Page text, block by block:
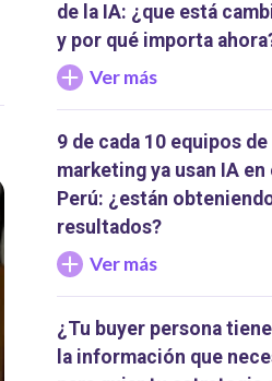
de la IA: ¿que está
y por qué importa
Ver más
9 de cada 10 equipos de
marketing ya usan IA en
Perú: ¿están
resultados?
Ver más
¿Tu buyer persona
la información que